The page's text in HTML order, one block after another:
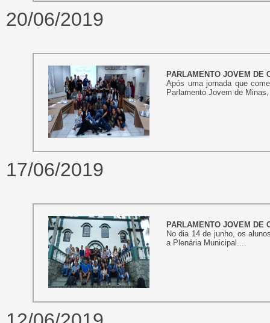
20/06/2019
PARLAMENTO JOVEM DE
Após uma jornada que
Parlamento Jovem de
17/06/2019
PARLAMENTO JOVEM DE
No dia 14 de junho, os
a Plenária Municipal....